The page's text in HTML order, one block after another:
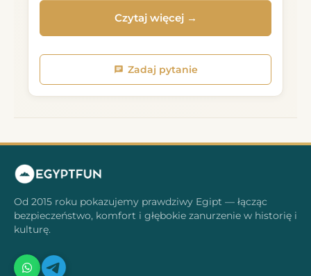
Czytaj więcej →
Zadaj pytanie
Od 2015 roku pokazujemy prawdziwy Egipt — łącząc
bezpieczeństwo, komfort i głębokie zanurzenie w historię i
kulturę.